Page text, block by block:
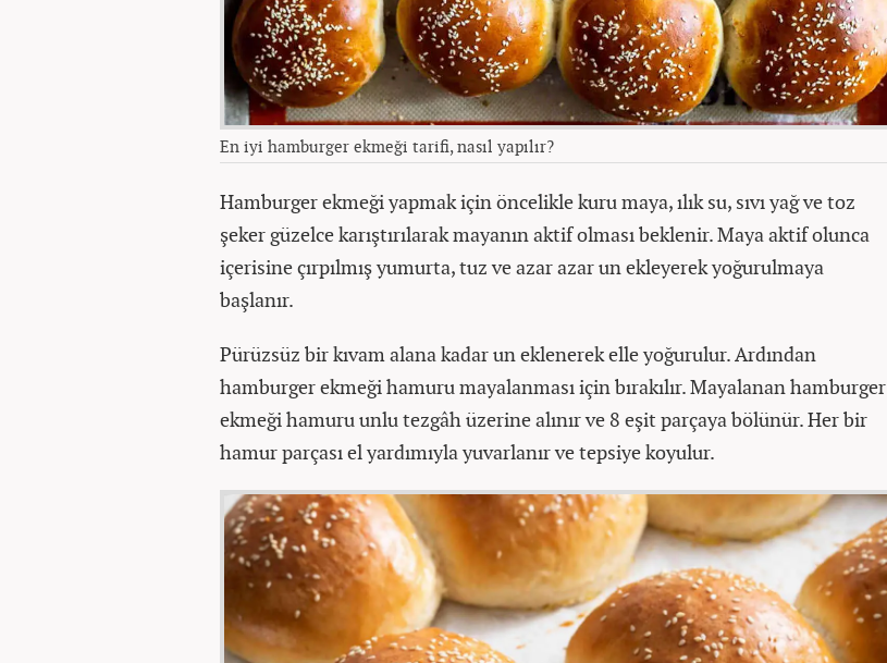
En iyi hamburger ekmeği tarifi, nasıl yapılır?
Hamburger ekmeği yapmak için öncelikle kuru maya, ılık su, sıvı yağ ve toz
şeker güzelce karıştırılarak mayanın aktif olması beklenir. Maya aktif olunca
içerisine çırpılmış yumurta, tuz ve azar azar un ekleyerek yoğurulmaya
başlanır.
Pürüzsüz bir kıvam alana kadar un eklenerek elle yoğurulur. Ardından
hamburger ekmeği hamuru mayalanması için bırakılır. Mayalanan hamburger
ekmeği hamuru unlu tezgâh üzerine alınır ve 8 eşit parçaya bölünür. Her bir
hamur parçası el yardımıyla yuvarlanır ve tepsiye koyulur.